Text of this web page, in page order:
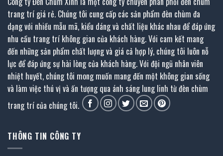
trang trí giá rẻ. Chúng tôi cung cấp các sản phẩm đèn chùm đa
dạng với nhiều mẫu mã, kiểu dáng và chất liệu khác nhau để đáp ứng
nhu cầu trang trí không gian của khách hàng. Với cam kết mang
đến những sản phẩm chất lượng và giá cả hợp lý, chúng tôi luôn nỗ
lực để đáp ứng sự hài lòng của khách hàng. Với đội ngũ nhân viên
nhiệt huyết, chúng tôi mong muốn mang đến một không gian sống
và làm việc thú vị và ấn tượng qua ánh sáng lung linh từ đèn chùm
trang trí của chúng tôi.
THÔNG TIN CÔNG TY